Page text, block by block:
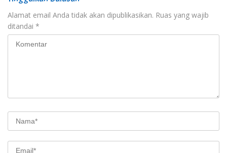
Alamat email Anda tidak akan dipublikasikan. Ruas yang wajib
ditandai *